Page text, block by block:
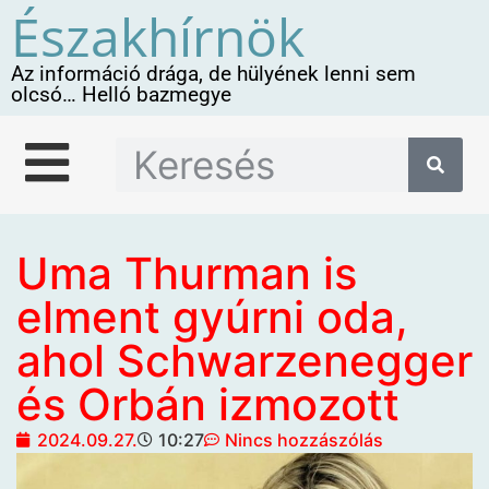
Északhírnök
Az információ drága, de hülyének lenni sem
olcsó… Helló bazmegye
Uma Thurman is
elment gyúrni oda,
ahol Schwarzenegger
és Orbán izmozott
2024.09.27. 10:27 Nincs hozzászólás